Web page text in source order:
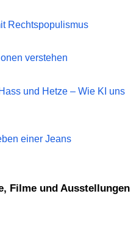
Rechtspopulismus
verstehen
und Hetze – Wie KI uns
einer Jeans
Filme und Ausstellungen